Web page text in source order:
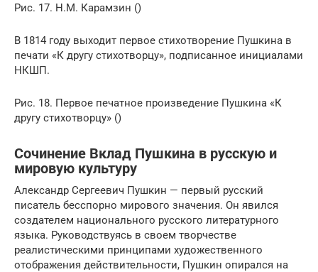
Рис. 17. Н.М. Карамзин ()
В 1814 году выходит первое стихотворение Пушкина в
печати «К другу стихотворцу», подписанное инициалами
НКШП.
Рис. 18. Первое печатное произведение Пушкина «К
другу стихотворцу» ()
Сочинение Вклад Пушкина в русскую и
мировую культуру
Александр Сергеевич Пушкин — первый русский
писатель бесспорно мирового значения. Он явился
создателем национального русского литературного
языка. Руководствуясь в своем творчестве
реалистическими принципами художественного
отображения действительности, Пушкин опирался на